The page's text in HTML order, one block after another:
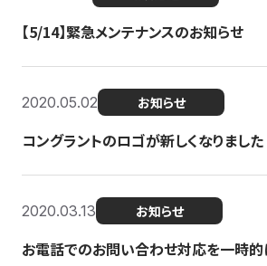
【5/14】緊急メンテナンスのお知らせ
2020.05.02 お知らせ
コングラントのロゴが新しくなりました
2020.03.13 お知らせ
お電話でのお問い合わせ対応を一時的